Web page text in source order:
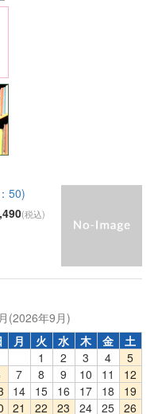
50)
(税込)
(2026年9月)
月 火 水 木 金
土
1
2 3 4
5
7 8 9 10 11
12
14 15 16 17 18
19
21 22 23 24 25
26